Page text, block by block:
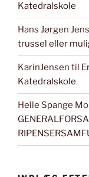
Katedralskole
Hans Jørgen
trussel eller
KarinJensen til
Katedralskole
Helle Spange